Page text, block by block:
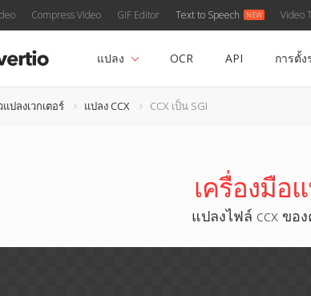
Compress Video GIF Editor Text to Speech Video
แปลง OCR API การตั้ง
แปลงเวกเตอร์ แปลง CCX CCX เป็น SGI
เครื่องมือ
แปลงไฟล์ ccx ขอ